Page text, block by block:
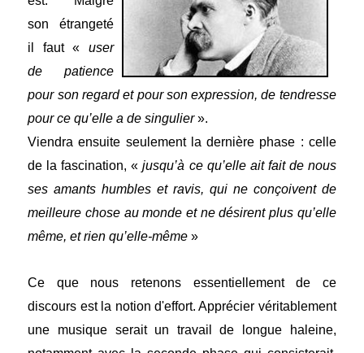
son étrangeté
il faut « user
de patience
pour son regard et pour son expression, de tendresse
pour ce qu’elle a de singulier».
Viendra ensuite seulement la dernière phase : celle
de la fascination, « jusqu’à ce qu’elle ait fait de nous
ses amants humbles et ravis, qui ne conçoivent de
meilleure chose au monde et ne désirent plus qu’elle
même, et rien qu’elle-même »
Ce que nous retenons essentiellement de ce
discours est la notion d'effort. Apprécier véritablement
une musique serait un travail de longue haleine,